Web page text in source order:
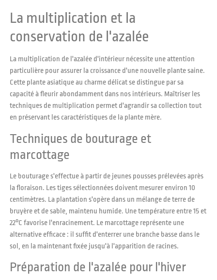
La multiplication et la
conservation de l'azalée
La multiplication de l'azalée d'intérieur nécessite une attention
particulière pour assurer la croissance d'une nouvelle plante saine.
Cette plante asiatique au charme délicat se distingue par sa
capacité à fleurir abondamment dans nos intérieurs. Maîtriser les
techniques de multiplication permet d'agrandir sa collection tout
en préservant les caractéristiques de la plante mère.
Techniques de bouturage et
marcottage
Le bouturage s'effectue à partir de jeunes pousses prélevées après
la floraison. Les tiges sélectionnées doivent mesurer environ 10
centimètres. La plantation s'opère dans un mélange de terre de
bruyère et de sable, maintenu humide. Une température entre 15 et
22°C favorise l'enracinement. Le marcottage représente une
alternative efficace : il suffit d'enterrer une branche basse dans le
sol, en la maintenant fixée jusqu'à l'apparition de racines.
Préparation de l'azalée pour l'hiver